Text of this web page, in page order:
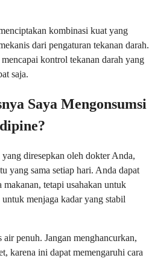
kombinasi kuat yang
dari pengaturan tekanan darah.
kontrol tekanan darah yang
saja.
Saya Mengonsumsi
diresepkan oleh dokter Anda,
yang sama setiap hari. Anda dapat
tetapi usahakan untuk
menjaga kadar yang stabil
air penuh. Jangan menghancurkan,
karena ini dapat memengaruhi cara